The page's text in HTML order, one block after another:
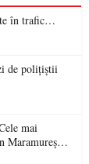
Polițiștii sătmăreni fac apel la responsabilitate în trafic…
de polițiștii
mai
Maramureș,